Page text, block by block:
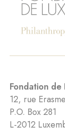
Fondation
12, rue Erasme
P.O. Box 281
L-2012